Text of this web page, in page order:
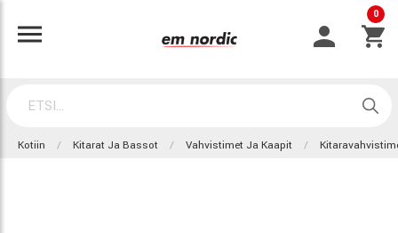
0
Kotiin Kitarat Ja Bassot Vahvistimet Ja Kaapit